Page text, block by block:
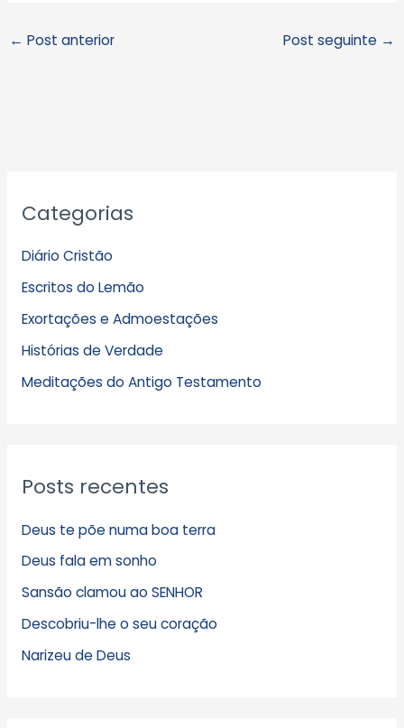
← Post anterior Post seguinte →
Categorias
Diário Cristão
Escritos do Lemão
Exortações e Admoestações
Histórias de Verdade
Meditações do Antigo Testamento
Posts recentes
Deus te põe numa boa terra
Deus fala em sonho
Sansão clamou ao SENHOR
Descobriu-lhe o seu coração
Narizeu de Deus
r
i
v
o
s